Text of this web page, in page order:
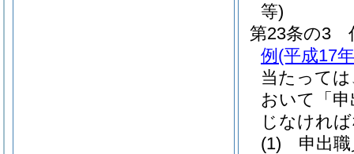
等)
第23条の3
例 (平成17
当たって
おいて「
じなけれ
(1)
申出